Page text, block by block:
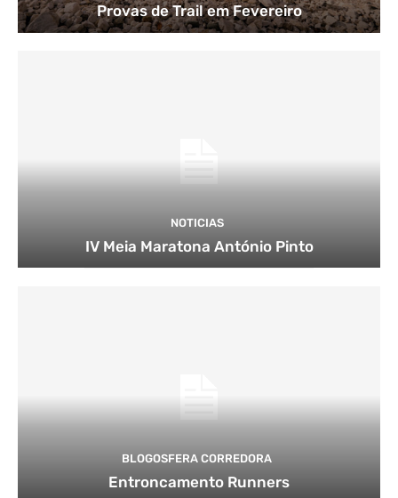
Provas de Trail em Fevereiro
NOTICIAS
IV Meia Maratona António Pinto
BLOGOSFERA CORREDORA
Entroncamento Runners